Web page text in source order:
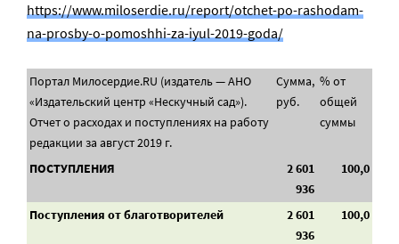
https://www.miloserdie.ru/report/otchet-po-rashodam-
na-prosby-o-pomoshhi-za-iyul-2019-goda/
Портал Милосердие.RU (издатель — АНО
«Издательский центр «Нескучный сад»).
Отчет о расходах и поступлениях на работу
редакции за август 2019 г.
Сумма,
руб.
% от
общей
суммы
ПОСТУПЛЕНИЯ
2 601
936
100,0
Поступления от благотворителей
2 601
936
100,0